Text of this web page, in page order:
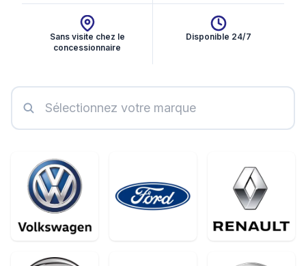
Sans visite chez le
concessionnaire
Disponible 24/7